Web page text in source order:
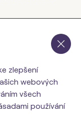
zlepšení
webových
všech
používání